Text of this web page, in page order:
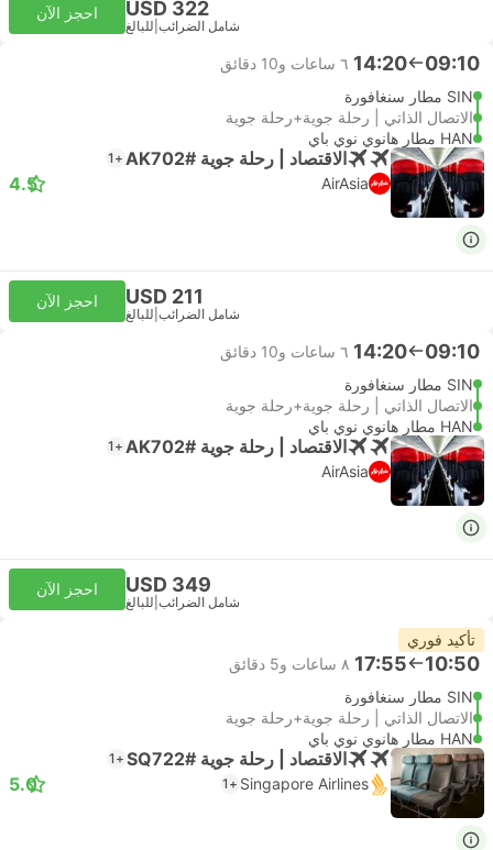
USD 322
شامل الضرائب للبالغ
احجز الآن
09:10
14:20 ٦ ساعات و‫10 دقائق
SIN مطار سنغافورة
الاتصال الذاتي | رحلة جوية+رحلة جوية
HAN مطار هانوي نوي باي
الاقتصاد | رحلة جوية #AK702 +1
AirAsia
4.5
USD 211
شامل الضرائب للبالغ
احجز الآن
09:10
14:20 ٦ ساعات و‫10 دقائق
SIN مطار سنغافورة
الاتصال الذاتي | رحلة جوية+رحلة جوية
HAN مطار هانوي نوي باي
الاقتصاد | رحلة جوية #AK702 +1
AirAsia
USD 349
شامل الضرائب للبالغ
احجز الآن
تأكيد فوري
10:50
17:55 ٨ ساعات و‫5 دقائق
SIN مطار سنغافورة
الاتصال الذاتي | رحلة جوية+رحلة جوية
HAN مطار هانوي نوي باي
الاقتصاد | رحلة جوية #SQ722 +1
Singapore Airlines
+1
5.0